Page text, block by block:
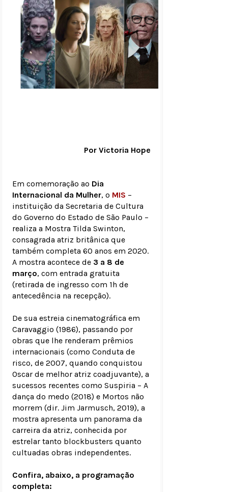
Por Victoria Hope
Em comemoração ao Dia
Internacional da Mulher, o MIS –
instituição da Secretaria de Cultura
do Governo do Estado de São Paulo –
realiza a Mostra Tilda Swinton,
consagrada atriz britânica que
também completa 60 anos em 2020.
A mostra acontece de 3 a 8 de
março, com entrada gratuita
(retirada de ingresso com 1h de
antecedência na recepção).
De sua estreia cinematográfica em
Caravaggio (1986), passando por
obras que lhe renderam prêmios
internacionais (como Conduta de
risco, de 2007, quando conquistou
Oscar de melhor atriz coadjuvante), a
sucessos recentes como Suspiria – A
dança do medo (2018) e Mortos não
morrem (dir. Jim Jarmusch, 2019), a
mostra apresenta um panorama da
carreira da atriz, conhecida por
estrelar tanto blockbusters quanto
cultuadas obras independentes.
Confira, abaixo, a programação
completa: